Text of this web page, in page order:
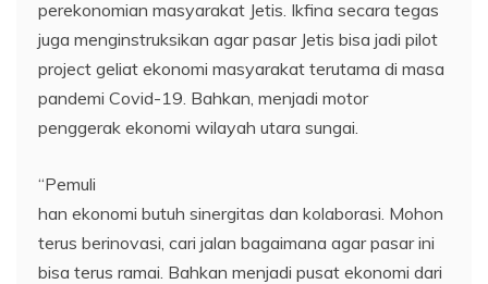
perekonomian masyarakat Jetis. Ikfina secara tegas
juga menginstruksikan agar pasar Jetis bisa jadi pilot
project geliat ekonomi masyarakat terutama di masa
pandemi Covid-19. Bahkan, menjadi motor
penggerak ekonomi wilayah utara sungai.
“Pemuli
han ekonomi butuh sinergitas dan kolaborasi. Mohon
terus berinovasi, cari jalan bagaimana agar pasar ini
bisa terus ramai. Bahkan menjadi pusat ekonomi dari